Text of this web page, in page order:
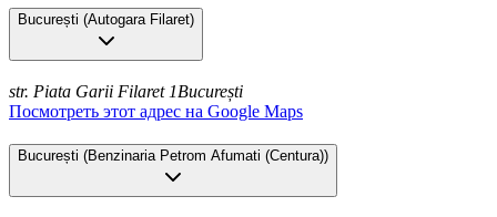
București (Autogara Filaret)
str. Piata Garii Filaret 1București
Посмотреть этот адрес на Google Maps
București (Benzinaria Petrom Afumati (Centura))